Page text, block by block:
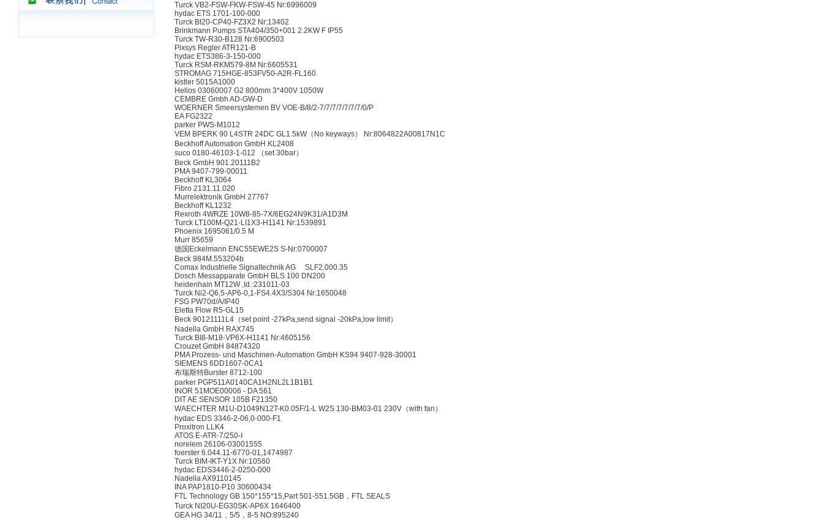
Turck VB2-FSW-FKW-FSW-45 Nr:6996009
hydac ETS 1701-100-000
Turck BI20-CP40-FZ3X2 Nr:13402
Brinkmann Pumps STA404/350+001 2.2KW F IP55
Turck TW-R30-B128 Nr:6900503
Pixsys Regler ATR121-B
hydac ETS386-3-150-000
Turck RSM-RKM579-8M Nr:6605531
STROMAG 715HGE-853FV50-A2R-FL160
kistler 5015A1000
Helios 03060007 G2 800mm 3*400V 1050W
CEMBRE Gmbh AD-GW-D
WOERNER Smeersystemen BV VOE-B/8/2-7/7/7/7/7/7/7/0/P
EA FG2322
parker PWS-M1012
VEM BPERK 90 L4STR 24DC GL1.5kW（No keyways） Nr:8064822A00817N1C
Beckhoff Automation GmbH KL2408
suco 0180-46103-1-012 （set 30bar）
Beck GmbH 901.20111B2
PMA 9407-799-00011
Beckhoff KL3064
Fibro 2131.11.020
Murrelektronik GmbH 27767
Beckhoff KL1232
Rexroth 4WRZE 10W8-85-7X/6EG24N9K31/A1D3M
Turck LT100M-Q21-LI1X3-H1141 Nr:1539891
Phoenix 1695061/0.5 M
Murr 85659
德国Eckelmann ENC55EWE2S S-Nr:0700007
Beck 984M.553204b
Comax Industrielle Signaltechnik AG SLF2.000.35
Dosch Messapparate GmbH BLS 100 DN200
heidenhain MT12W ,Id.:231011-03
Turck Ni2-Q6,5-AP6-0,1-FS4.4X3/S304 Nr:1650048
FSG PW70d/A/IP40
Eletta Flow R5-GL15
Beck 90121111L4（set point -27kPa,send signal -20kPa,low limit）
Nadella GmbH RAX745
Turck BI8-M18-VP6X-H1141 Nr:4605156
Crouzet GmbH 84874320
PMA Prozess- und Maschinen-Automation GmbH KS94 9407-928-30001
SIEMENS 6DD1607-0CA1
布瑞斯特Burster 8712-100
parker PGP511A0140CA1H2NL2L1B1B1
INOR 51MOE00006 - DA 561
DIT AE SENSOR 105B F21350
WAECHTER M1U-D1049N12T-K0.05F/1-L W2S 130-BM03-01 230V（with fan）
hydac EDS 3346-2-06,0-000-F1
Proxitron LLK4
ATOS E-ATR-7/250-I
norelem 26106-03001555
foerster 6.044.11-6770-01,1474987
Turck BIM-IKT-Y1X Nr:10560
hydac EDS3446-2-0250-000
Nadella AX9110145
INA PAP1810-P10 30600434
FTL Technology GB 150*155*15,Part 501-551.5GB，FTL SEALS
Turck NI20U-EG30SK-AP6X 1646400
GEA HG 34/11，5/5，8-5 NO:895240